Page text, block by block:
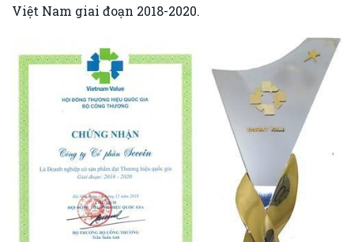
Việt Nam giai đoạn 2018-2020.